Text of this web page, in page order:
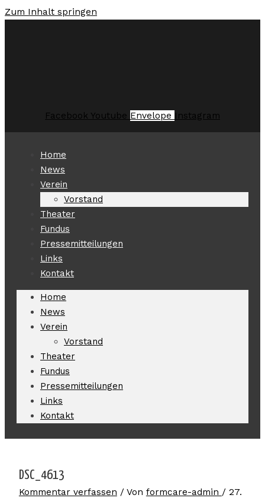
Zum Inhalt springen
Facebook Youtube Envelope Instagram
Home
News
Verein
Vorstand
Theater
Fundus
Pressemitteilungen
Links
Kontakt
Home
News
Verein
Vorstand
Theater
Fundus
Pressemitteilungen
Links
Kontakt
DSC_4613
Kommentar verfassen / Von formcare-admin / 27.